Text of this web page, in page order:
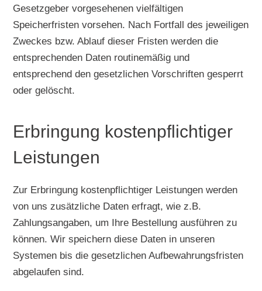
Gesetzgeber vorgesehenen vielfältigen
Speicherfristen vorsehen. Nach Fortfall des jeweiligen
Zweckes bzw. Ablauf dieser Fristen werden die
entsprechenden Daten routinemäßig und
entsprechend den gesetzlichen Vorschriften gesperrt
oder gelöscht.
Erbringung kostenpflichtiger
Leistungen
Zur Erbringung kostenpflichtiger Leistungen werden
von uns zusätzliche Daten erfragt, wie z.B.
Zahlungsangaben, um Ihre Bestellung ausführen zu
können. Wir speichern diese Daten in unseren
Systemen bis die gesetzlichen Aufbewahrungsfristen
abgelaufen sind.